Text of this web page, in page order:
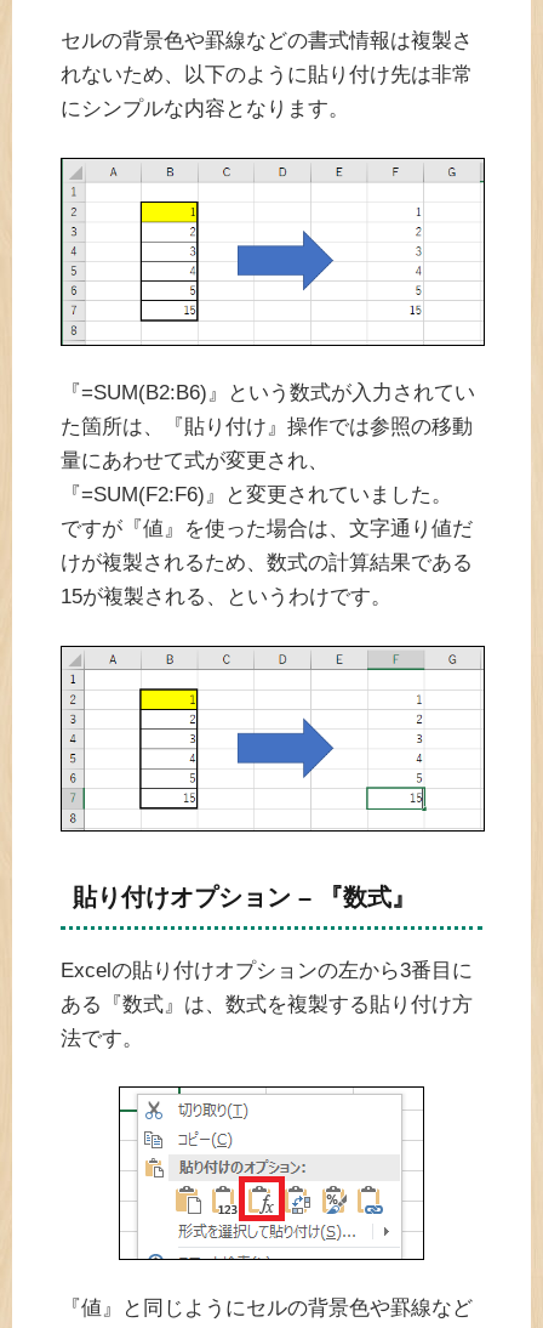
セルの背景色や罫線などの書式情報は複製さ
れないため、以下のように貼り付け先は非常
にシンプルな内容となります。
『=SUM(B2:B6)』という数式が入力されてい
た箇所は、『貼り付け』操作では参照の移動
量にあわせて式が変更され、
『=SUM(F2:F6)』と変更されていました。
ですが『値』を使った場合は、文字通り値だ
けが複製されるため、数式の計算結果である
15が複製される、というわけです。
貼り付けオプション – 『数式』
Excelの貼り付けオプションの左から3番目に
ある『数式』は、数式を複製する貼り付け方
法です。
『値』と同じようにセルの背景色や罫線など